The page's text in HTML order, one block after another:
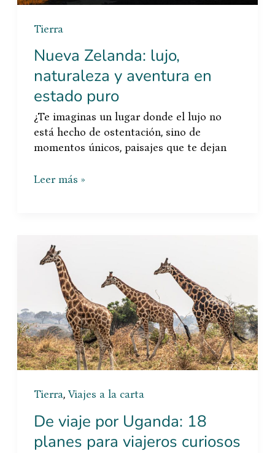
Tierra
Nueva Zelanda: lujo,
naturaleza y aventura en
estado puro
¿Te imaginas un lugar donde el lujo no
está hecho de ostentación, sino de
momentos únicos, paisajes que te dejan
Leer más »
Tierra, Viajes a la carta
De viaje por Uganda: 18
planes para viajeros curiosos
viaje
Uganda:
planes
para
viajeros
curiosos